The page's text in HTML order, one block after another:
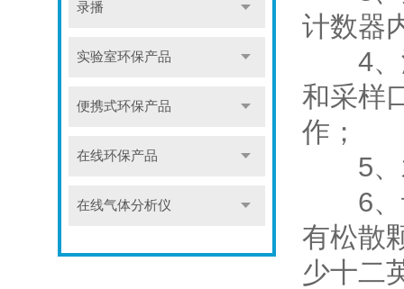
录播
实验室环保产品
便携式环保产品
在线环保产品
在线气体分析仪
计数器
4、没
和采样
作；
5、水
6、计
有松散
少十二